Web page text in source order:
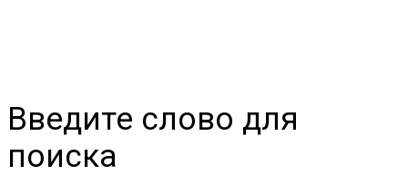
Введите слово для
поиска